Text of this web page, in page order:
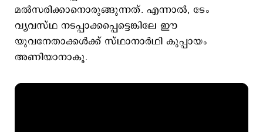
മല്‍സരിക്കാനൊരുങ്ങുന്നത്. എന്നാല്‍, ടേം
വ്യവസ്ഥ നടപ്പാക്കപ്പെട്ടെങ്കിലേ ഈ
യുവനേതാക്കള്‍ക്ക് സ്ഥാനാര്‍ഥി കുപ്പായം
അണിയാനാകൂ.